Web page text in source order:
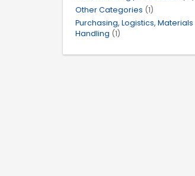
Other Categories (1)
Purchasing, Logistics, Materials
Handling (1)